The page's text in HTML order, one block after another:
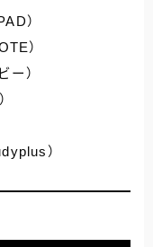
）
）
ー）
）